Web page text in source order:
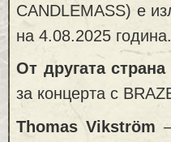
CANDLEMASS) е
на 4.08.2025 година.
От другата страна
за концерта с
Thomas Vikström